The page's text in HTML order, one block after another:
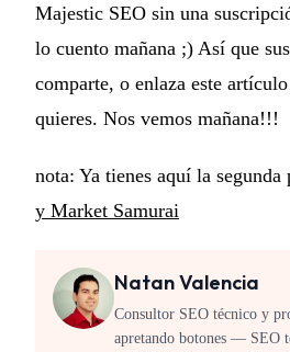
Majestic SEO sin una
lo cuento mañana ;) Así que
comparte, o enlaza este
quieres. Nos vemos mañana!!!
nota: Ya tienes aquí la segunda
y Market Samurai
Natan Valencia
Consultor SEO técnico y
apretando botones — SEO